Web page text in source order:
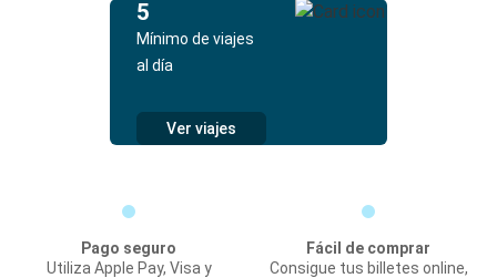
5
Mínimo de viajes
al día
Ver viajes
Pago seguro
Utiliza Apple Pay, Visa y
Fácil de comprar
Consigue tus billetes online,